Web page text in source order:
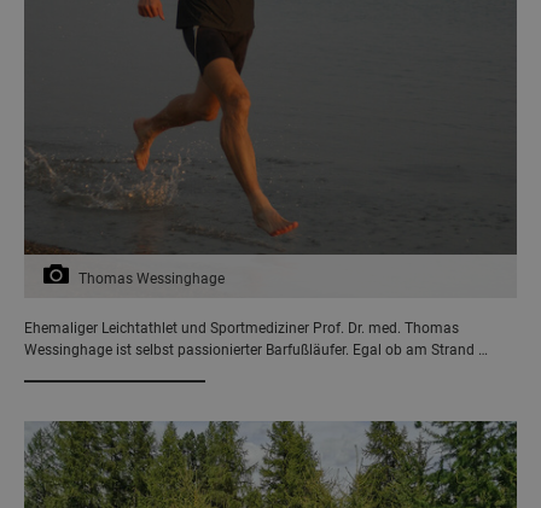
Thomas Wessinghage
Ehemaliger Leichtathlet und Sportmediziner Prof. Dr. med. Thomas
Wessinghage ist selbst passionierter Barfußläufer. Egal ob am Strand …